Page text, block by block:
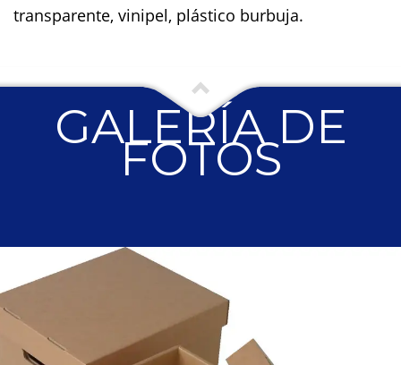
transparente, vinipel, plástico burbuja.
GALERÍA DE
FOTOS